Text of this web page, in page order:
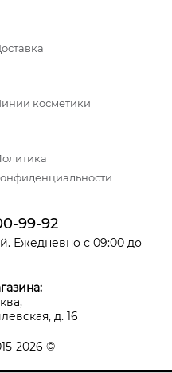
косметики
99-92
Ежедневно с 09:00 до
д. 16
2026 ©